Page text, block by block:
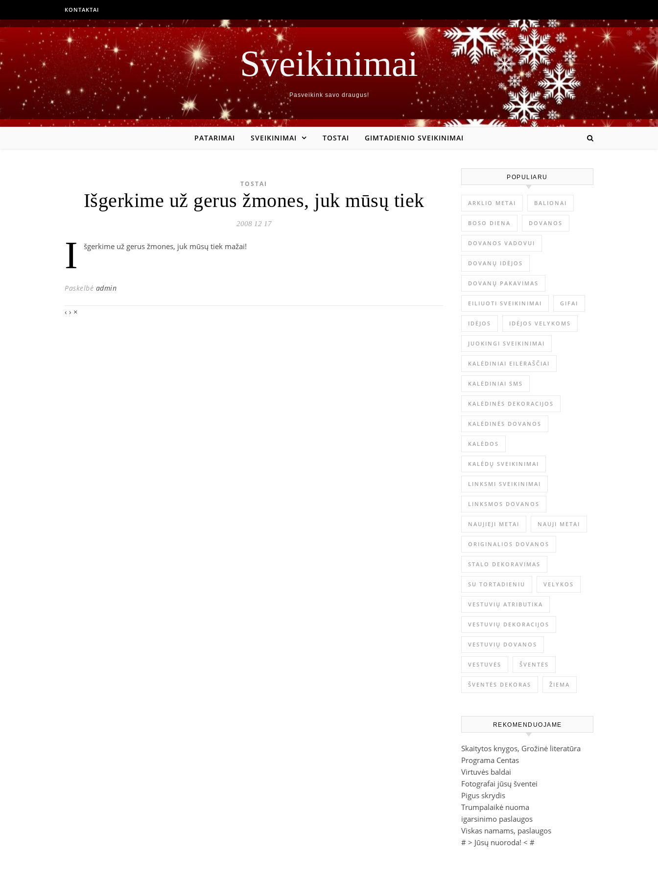
KONTAKTAI
Sveikinimai
Pasveikink savo draugus!
PATARIMAI SVEIKINIMAI TOSTAI GIMTADIENIO SVEIKINIMAI
TOSTAI
Išgerkime už gerus žmones, juk mūsų tiek
2008 12 17
I šgerkime už gerus žmones, juk mūsų tiek mažai!
Paskelbė admin
‹ › ×
POPULIARU
ARKLIO METAI BALIONAI
BOSO DIENA DOVANOS
DOVANOS VADOVUI
DOVANŲ IDĖJOS
DOVANŲ PAKAVIMAS
EILIUOTI SVEIKINIMAI GIFAI
IDĖJOS IDĖJOS VELYKOMS
JUOKINGI SVEIKINIMAI
KALĖDINIAI EILĖRAŠČIAI
KALĖDINIAI SMS
KALĖDINĖS DEKORACIJOS
KALĖDINĖS DOVANOS
KALĖDOS
KALĖDŲ SVEIKINIMAI
LINKSMI SVEIKINIMAI
LINKSMOS DOVANOS
NAUJIEJI METAI NAUJI METAI
ORIGINALIOS DOVANOS
STALO DEKORAVIMAS
SU TORTADIENIU VELYKOS
VESTUVIŲ ATRIBUTIKA
VESTUVIŲ DEKORACIJOS
VESTUVIŲ DOVANOS
VESTUVĖS ŠVENTĖS
ŠVENTĖS DEKORAS ŽIEMA
REKOMENDUOJAME
Skaitytos knygos, Grožinė literatūra
Programa Centas
Virtuvės baldai
Fotografai jūsų šventei
Pigus skrydis
Trumpalaikė nuoma
igarsinimo paslaugos
Viskas namams, paslaugos
# > Jūsų nuoroda! < #